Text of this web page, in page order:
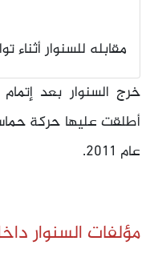
مقابله للسنوار
خرج السنوار بعد
أطلقت عليها حركة
عام 2011.
مؤلفات السنوار